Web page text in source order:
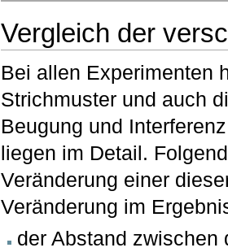
Vergleich der
Bei allen Experimenten
Strichmuster und auch
Beugung und
liegen im Detail.
Veränderung einer
Veränderung im
der Abstand zwischen